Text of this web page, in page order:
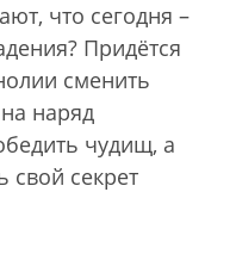
что сегодня –
Придётся
сменить
наряд
чудищ, а
свой секрет